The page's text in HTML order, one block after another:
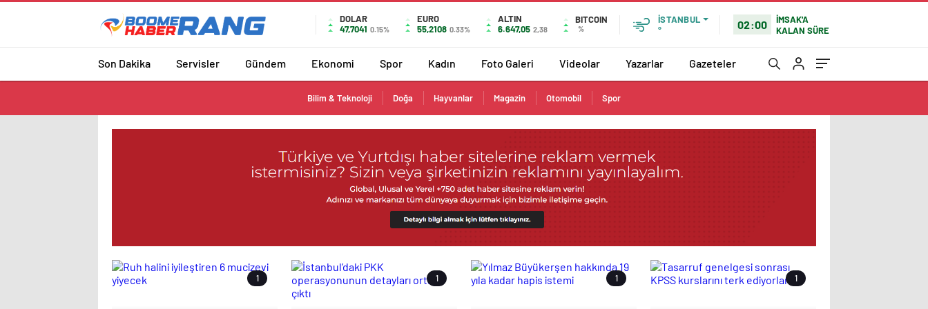
DOLAR
47,7041 0.15%
EURO
55,2108 0.33%
ALTIN
6.647,05 2,38
BITCOIN
%
İSTANBUL
°
02:00
İMSAK'A
KALAN SÜRE
Son Dakika Servisler Gündem Ekonomi Spor Kadın Foto Galeri Videolar Yazarlar Gazeteler
Bilim & Teknoloji Doğa Hayvanlar Magazin Otomobil Spor
1 1 1 1